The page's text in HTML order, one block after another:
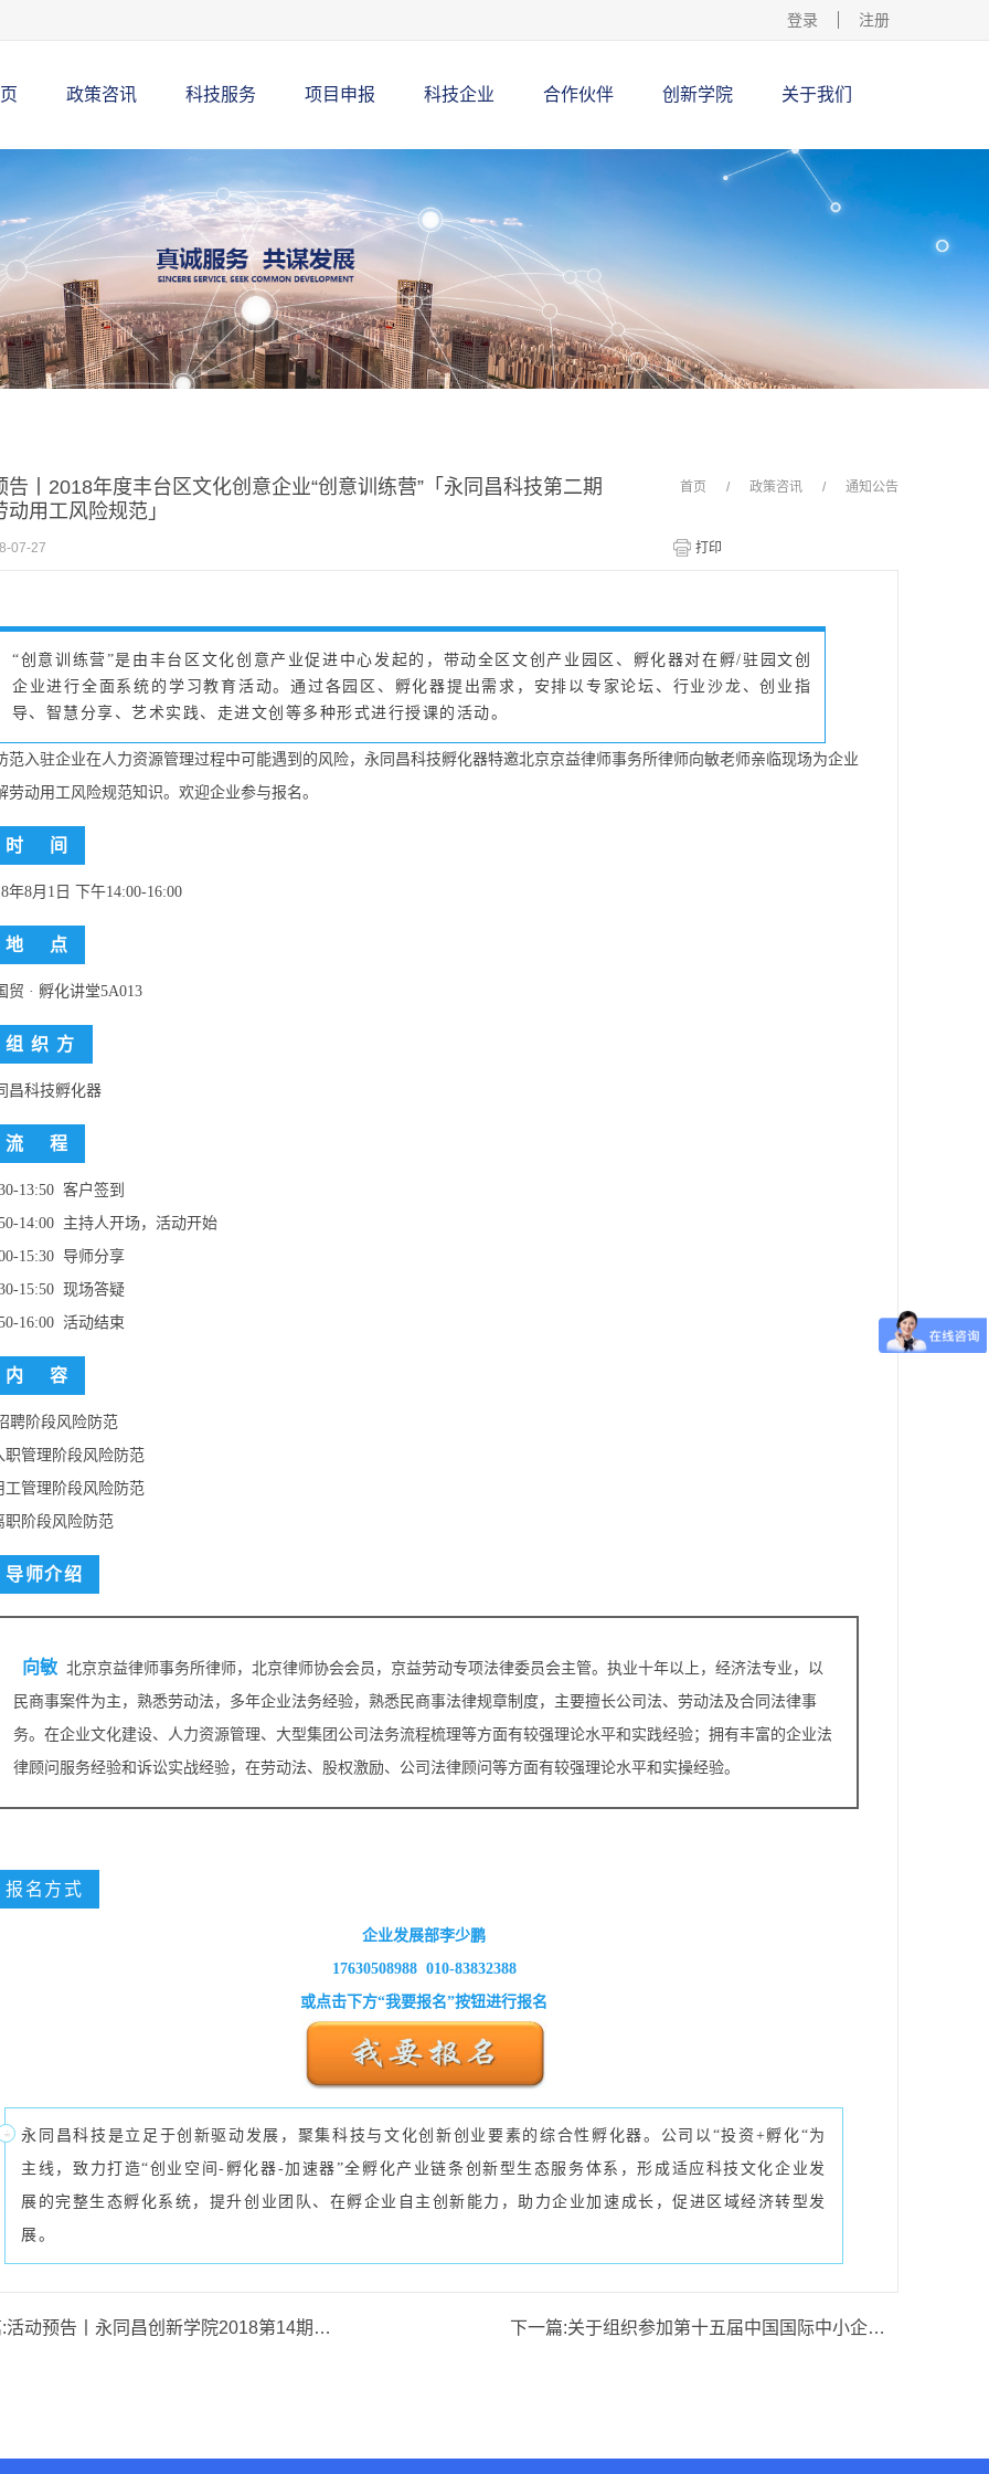
登录 注册
政策咨讯 科技服务 项目申报 科技企业 合作伙伴 创新学院 关于我们
首页 / 政策咨讯 / 通知公告
告丨2018年度丰台区文化创意企业“创意训练营”「永同昌科技第二期
用工风险规范」
07-27
“创意训练营”是由丰台区文化创意产业促进中心发起的，带动全区文创产业园区、孵化器对在孵/驻园文创
企业进行全面系统的学习教育活动。通过各园区、孵化器提出需求，安排以专家论坛、行业沙龙、创业指
导、智慧分享、艺术实践、走进文创等多种形式进行授课的活动。
范入驻企业在人力资源管理过程中可能遇到的风险，永同昌科技孵化器特邀北京京益律师事务所律师向敏老师亲临现场为企业
劳动用工风险规范知识。欢迎企业参与报名。
时 间
年8月1日 下午14:00-16:00
地 点
贸 · 孵化讲堂5A013
组 织 方
昌科技孵化器
流 程
13:50 客户签到
14:00 主持人开场，活动开始
15:30 导师分享
15:50 现场答疑
16:00 活动结束
内 容
聘阶段风险防范
职管理阶段风险防范
工管理阶段风险防范
职阶段风险防范
导师介绍
向敏 北京京益律师事务所律师，北京律师协会会员，京益劳动专项法律委员会主管。执业十年以上，经济法专业，以
民商事案件为主，熟悉劳动法，多年企业法务经验，熟悉民商事法律规章制度，主要擅长公司法、劳动法及合同法律事
务。在企业文化建设、人力资源管理、大型集团公司法务流程梳理等方面有较强理论水平和实践经验；拥有丰富的企业法
律顾问服务经验和诉讼实战经验，在劳动法、股权激励、公司法律顾问等方面有较强理论水平和实操经验。
报名方式
企业发展部李少鹏
17630508988 010-83832388
或点击下方“我要报名”按钮进行报名
永同昌科技是立足于创新驱动发展，聚集科技与文化创新创业要素的综合性孵化器。公司以“投资+孵化“为
主线，致力打造“创业空间-孵化器-加速器”全孵化产业链条创新型生态服务体系，形成适应科技文化企业发
展的完整生态孵化系统，提升创业团队、在孵企业自主创新能力，助力企业加速成长，促进区域经济转型发
展。
活动预告丨永同昌创新学院2018第14期——企业服务营销培训」 下一篇: 关于组织参加第十五届中国国际中小企业博览会的通知